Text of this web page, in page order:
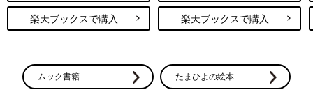
楽天ブックスで購入 楽天ブックスで購入
ムック書籍 たまひよの絵本